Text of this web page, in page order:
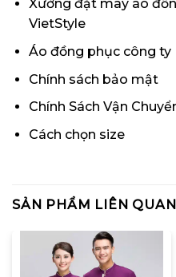
Xưởng đặt may áo
VietStyle
Áo đồng phục công ty
Chính sách bảo mật
Chính Sách Vận
Cách chọn size
SẢN PHẨM LIÊN QUAN